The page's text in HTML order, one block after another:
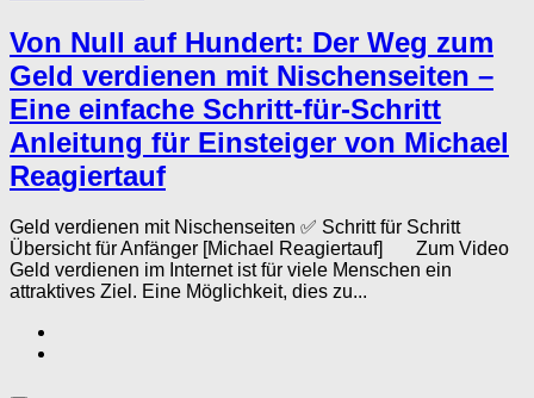
Von Null auf Hundert: Der Weg zum
Geld verdienen mit Nischenseiten –
Eine einfache Schritt-für-Schritt
Anleitung für Einsteiger von Michael
Reagiertauf
Geld verdienen mit Nischenseiten ✅ Schritt für Schritt
Übersicht für Anfänger [Michael Reagiertauf] Zum Video
Geld verdienen im Internet ist für viele Menschen ein
attraktives Ziel. Eine Möglichkeit, dies zu...